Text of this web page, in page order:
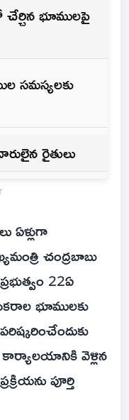
భూములపై
సమస్యలకు
రైతులు
ఏళ్లుగా
చంద్రబాబు
22ఏ
భూములకు
వెళ్లిన
పూర్తి